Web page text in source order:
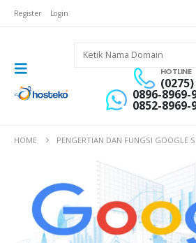
Register Login
HOTLINE
0896-8969-
0852-
HOME PENGERTIAN DAN FUNGSI GOOGLE